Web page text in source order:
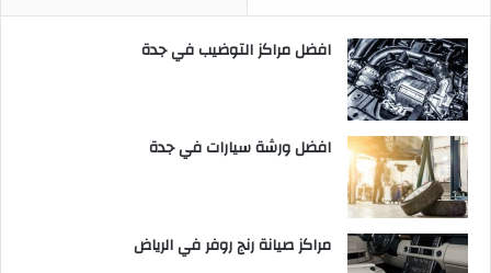
افضل مراكز التوضيب في جدة
افضل ورشة سيارات في جدة
مراكز صيانة رنج روفر في الرياض